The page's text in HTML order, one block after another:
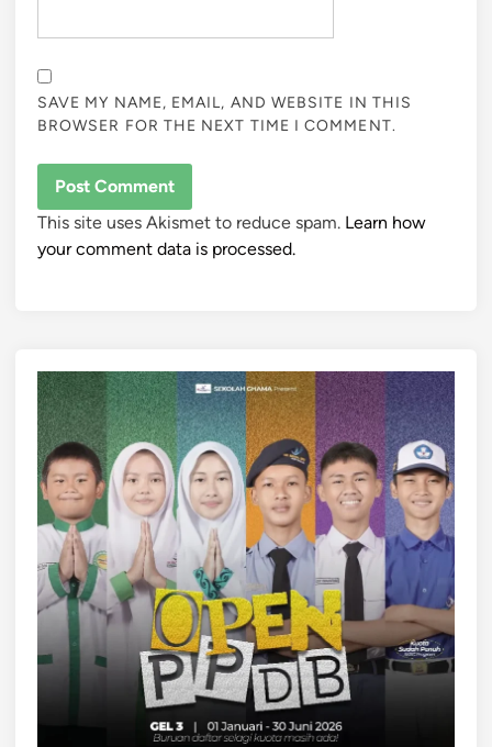
SAVE MY NAME, EMAIL, AND WEBSITE IN THIS
BROWSER FOR THE NEXT TIME I COMMENT.
This site uses Akismet to reduce spam. Learn how
your comment data is processed.